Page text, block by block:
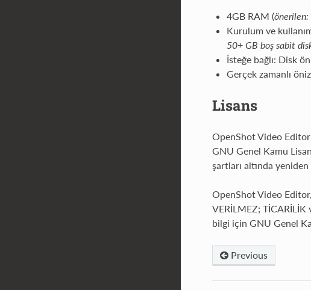
4GB RAM (
Kurulum ve
50+ GB boş sabit
İsteğe bağlı: Disk
Gerçek zamanlı
Lisans
OpenShot Video Editor
GNU Genel Kamu
şartları altında
OpenShot Video
VERİLMEZ;
bilgi için GNU Genel
Previous